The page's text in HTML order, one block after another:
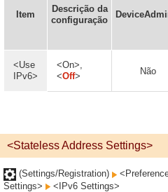
Item
Descrição da
configuração
<Use
IPv6>
<On>,
<Off> Não
<Stateless Address Settings>
(Settings/Registration)
Settings>
<IPv6 Settings>